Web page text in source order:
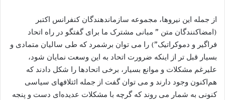
از جمله اين نيروها، مجموعه سازماندهندگان کنفرانس اکتبر
(امضاکنندگان متن ” مبانی مشترک ما برای گفتگو در راه اتحاد
فراگير و دموکراتيک”) را می توان برشمرد که طی ساليان متمادی و
بسيار قبل تر از اينکه ضرورت اتحاد به اين وسعت نمايان شود،
عليرغم مشکلات و موانع بسيار، برخی اتحاد‌ها را شکل دادند که
هم‌اکنون وجود دارند و می توان گفت از جمله ائتلافهای سياسی
کنونی به شمار می روند که گرچه با مشکلات عديده‌ای دست و پنجه